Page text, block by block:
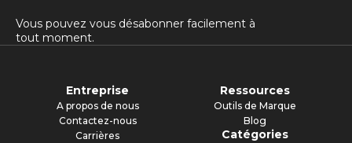
Vous pouvez vous désabonner facilement à
tout moment.
Entreprise
A propos de nous
Contactez-nous
Carrières
Ressources
Outils de Marque
Blog
Catégories